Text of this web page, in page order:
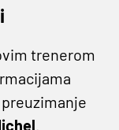
trenerom
.